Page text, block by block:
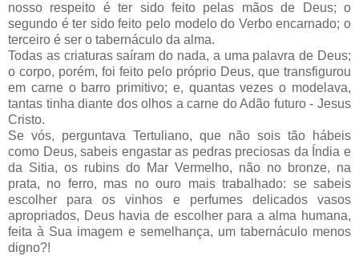
nosso respeito é ter sido feito pelas mãos de Deus; o
segundo é ter sido feito pelo modelo do Verbo encarnado; o
terceiro é ser o tabernáculo da alma.
Todas as criaturas saíram do nada, a uma palavra de Deus;
o corpo, porém, foi feito pelo próprio Deus, que transfigurou
em carne o barro primitivo; e, quantas vezes o modelava,
tantas tinha diante dos olhos a carne do Adão futuro - Jesus
Cristo.
Se vós, perguntava Tertuliano, que não sois tão hábeis
como Deus, sabeis engastar as pedras preciosas da Índia e
da Sitia, os rubins do Mar Vermelho, não no bronze, na
prata, no ferro, mas no ouro mais trabalhado: se sabeis
escolher para os vinhos e perfumes delicados vasos
apropriados, Deus havia de escolher para a alma humana,
feita à Sua imagem e semelhança, um tabernáculo menos
digno?!